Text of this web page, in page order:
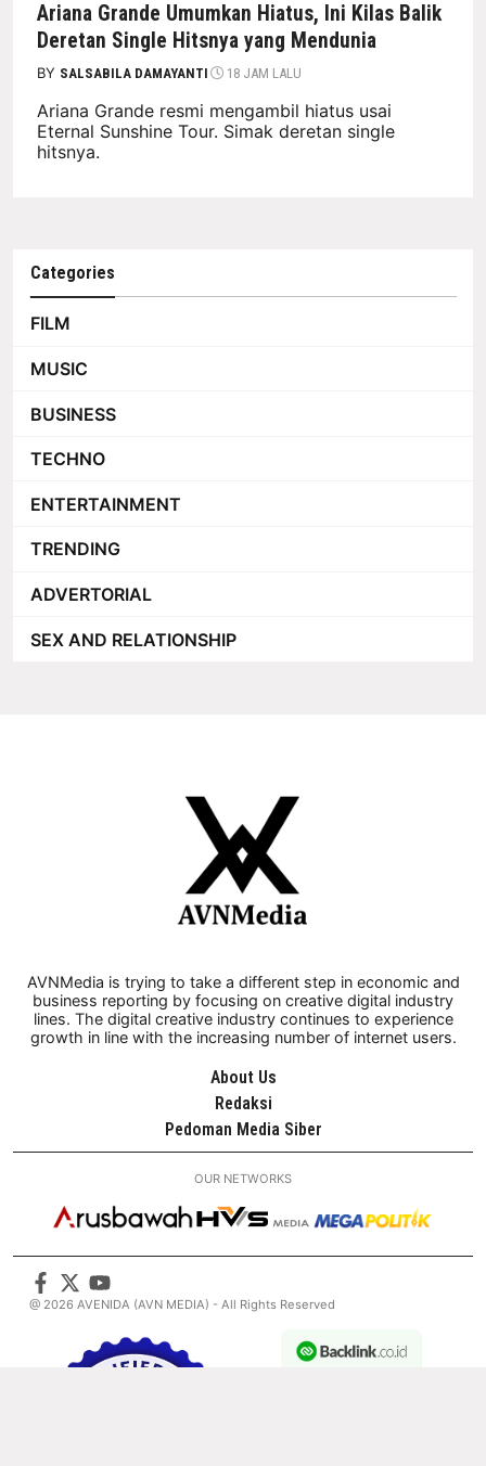
Ariana Grande Umumkan Hiatus, Ini Kilas Balik
Deretan Single Hitsnya yang Mendunia
BY SALSABILA DAMAYANTI 18 JAM LALU
Ariana Grande resmi mengambil hiatus usai
Eternal Sunshine Tour. Simak deretan single
hitsnya.
Categories
FILM
MUSIC
BUSINESS
TECHNO
ENTERTAINMENT
TRENDING
ADVERTORIAL
SEX AND RELATIONSHIP
AVNMedia is trying to take a different step in economic and
business reporting by focusing on creative digital industry
lines. The digital creative industry continues to experience
growth in line with the increasing number of internet users.
About Us
Redaksi
Pedoman Media Siber
OUR NETWORKS
@ 2026 AVENIDA (AVN MEDIA) - All Rights Reserved